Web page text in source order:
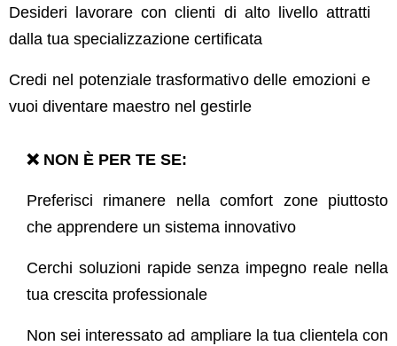
Desideri lavorare con clienti di alto livello attratti
dalla tua specializzazione certificata
Credi nel potenziale trasformativo delle emozioni e
vuoi diventare maestro nel gestirle
❌ NON È PER TE SE:
Preferisci rimanere nella comfort zone piuttosto
che apprendere un sistema innovativo
Cerchi soluzioni rapide senza impegno reale nella
tua crescita professionale
Non sei interessato ad ampliare la tua clientela con